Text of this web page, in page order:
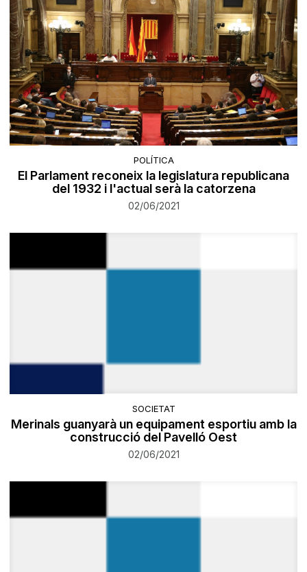
POLÍTICA
El Parlament reconeix la legislatura republicana
del 1932 i l'actual serà la catorzena
02/06/2021
SOCIETAT
​Merinals guanyarà un equipament esportiu amb la
construcció del Pavelló Oest
02/06/2021